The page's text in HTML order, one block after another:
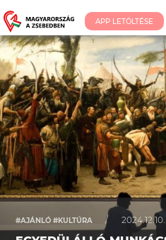
APP LETÖLTÉSE
#AJÁNLÓ #KULTÚRA / 2024.12.10.